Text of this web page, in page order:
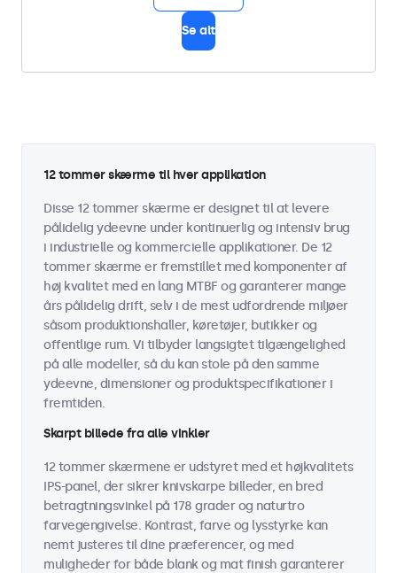
Se alt
12 tommer skærme til hver applikation
Disse 12 tommer skærme er designet til at levere
pålidelig ydeevne under kontinuerlig og intensiv brug
i industrielle og kommercielle applikationer. De 12
tommer skærme er fremstillet med komponenter af
høj kvalitet med en lang MTBF og garanterer mange
års pålidelig drift, selv i de mest udfordrende miljøer
såsom produktionshaller, køretøjer, butikker og
offentlige rum. Vi tilbyder langsigtet tilgængelighed
på alle modeller, så du kan stole på den samme
ydeevne, dimensioner og produktspecifikationer i
fremtiden.
Skarpt billede fra alle vinkler
12 tommer skærmene er udstyret med et højkvalitets
IPS-panel, der sikrer knivskarpe billeder, en bred
betragtningsvinkel på 178 grader og naturtro
farvegengivelse. Kontrast, farve og lysstyrke kan
nemt justeres til dine præferencer, og med
muligheder for både blank og mat finish garanterer